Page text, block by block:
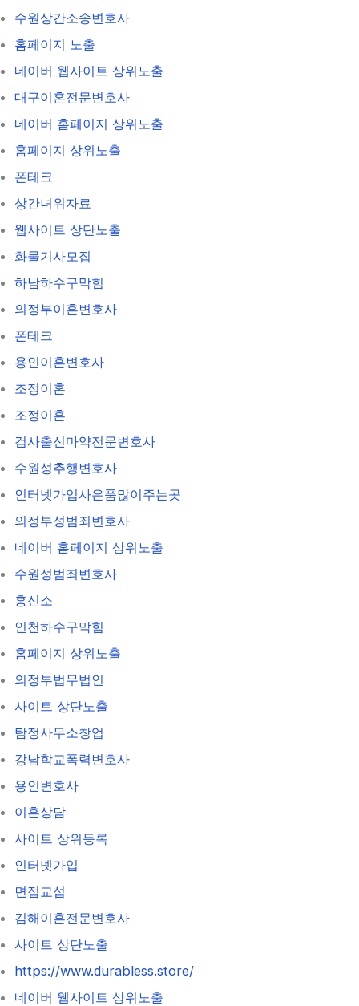
수원상간소송변호사
홈페이지 노출
네이버 웹사이트 상위노출
대구이혼전문변호사
네이버 홈페이지 상위노출
홈페이지 상위노출
폰테크
상간녀위자료
웹사이트 상단노출
화물기사모집
하남하수구막힘
의정부이혼변호사
폰테크
용인이혼변호사
조정이혼
조정이혼
검사출신마약전문변호사
수원성추행변호사
인터넷가입사은품많이주는곳
의정부성범죄변호사
네이버 홈페이지 상위노출
수원성범죄변호사
흥신소
인천하수구막힘
홈페이지 상위노출
의정부법무법인
사이트 상단노출
탐정사무소창업
강남학교폭력변호사
용인변호사
이혼상담
사이트 상위등록
인터넷가입
면접교섭
김해이혼전문변호사
사이트 상단노출
https://www.durabless.store/
네이버 웹사이트 상위노출